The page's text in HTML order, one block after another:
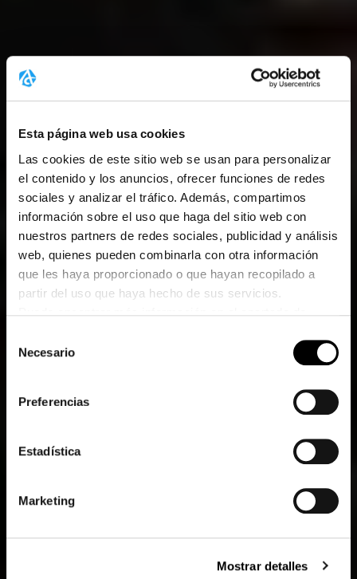
Esta página web usa cookies
Las cookies de este sitio web se usan para personalizar
el contenido y los anuncios, ofrecer funciones de redes
sociales y analizar el tráfico. Además, compartimos
información sobre el uso que haga del sitio web con
nuestros partners de redes sociales, publicidad y análisis
web, quienes pueden combinarla con otra información
que les haya proporcionado o que hayan recopilado a
partir del uso que haya hecho de sus servicios.
Puede encontrar más información en el apartado de
Haga clicaquí
Necesario
Preferencias
Estadística
Marketing
Mostrar detalles